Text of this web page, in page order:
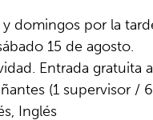
y domingos por la
15 de agosto.
Entrada gratuita
(1 supervisor /
Inglés